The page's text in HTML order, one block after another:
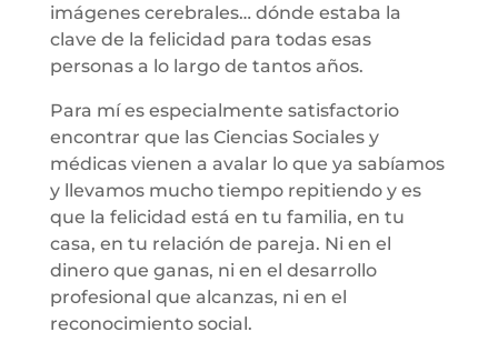
imágenes cerebrales… dónde estaba la
clave de la felicidad para todas esas
personas a lo largo de tantos años.
Para mí es especialmente satisfactorio
encontrar que las Ciencias Sociales y
médicas vienen a avalar lo que ya sabíamos
y llevamos mucho tiempo repitiendo y es
que la felicidad está en tu familia, en tu
casa, en tu relación de pareja. Ni en el
dinero que ganas, ni en el desarrollo
profesional que alcanzas, ni en el
reconocimiento social.